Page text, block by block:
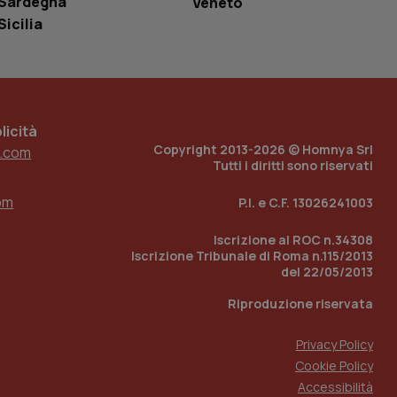
Copyright 2013-2026 © Homnya Srl
Tutti i diritti sono riservati
P.I. e C.F. 13026241003
Iscrizione al ROC n.34308
Iscrizione Tribunale di Roma n.115/2013
del 22/05/2013
Riproduzione riservata
Privacy Policy
Cookie Policy
Accessibilità
traccia
la gestione
dell’esperienza
per abilitare il
con identity